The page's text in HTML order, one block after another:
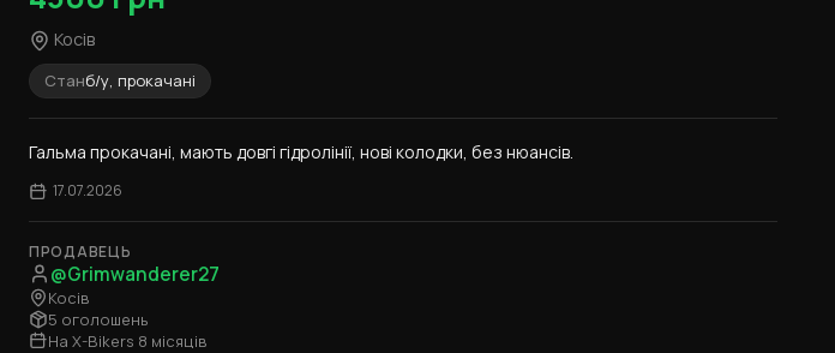
Косів
Станб/у, прокачані
Гальма прокачані, мають довгі гідролінії, нові колодки, без нюансів.
17.07.2026
ПРОДАВЕЦЬ
@Grimwanderer27
Косів
5 оголошень
На X-Bikers 8 місяців